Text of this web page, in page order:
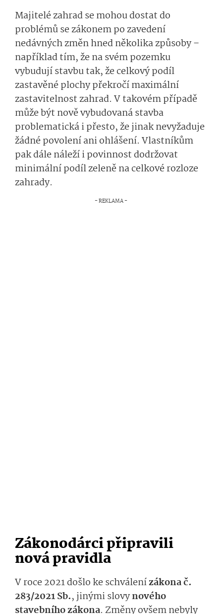
Majitelé zahrad se mohou dostat do
problémů se zákonem po zavedení
nedávných změn hned několika způsoby –
například tím, že na svém pozemku
vybudují stavbu tak, že celkový podíl
zastavěné plochy překročí maximální
zastavitelnost zahrad. V takovém případě
může být nově vybudovaná stavba
problematická i přesto, že jinak nevyžaduje
žádné povolení ani ohlášení. Vlastníkům
pak dále náleží i povinnost dodržovat
minimální podíl zeleně na celkové rozloze
zahrady.
Zákonodárci připravili
nová pravidla
V roce 2021 došlo ke schválenízákona č.
283/2021 Sb., jinými slovynového
stavebního zákona. Změny ovšem nebyly